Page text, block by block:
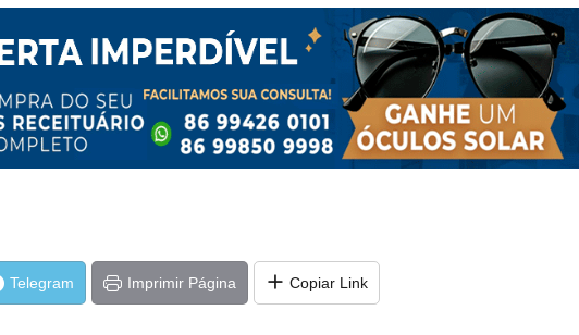
Telegram Imprimir Página Copiar Link